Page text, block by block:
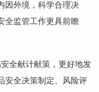
因外境，科学合理决
全监管工作更具前瞻
全献计献策，更好地发
安全决策制定、风险评